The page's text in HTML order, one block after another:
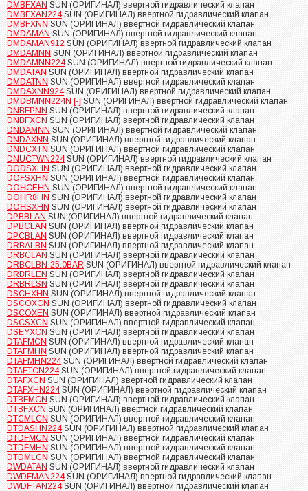
DMBFXAN SUN (ОРИГИНАЛ) ввертной гидравлический клапан
DMBFXAN224SUN (ОРИГИНАЛ) ввертной гидравлический клапан
DMBFXNN SUN (ОРИГИНАЛ) ввертной гидравлический клапан
DMDAMAN SUN (ОРИГИНАЛ) ввертной гидравлический клапан
DMDAMAN912 SUN (ОРИГИНАЛ) ввертной гидравлический клапан
DMDAMNN SUN (ОРИГИНАЛ) ввертной гидравлический клапан
DMDAMNN224SUN (ОРИГИНАЛ) ввертной гидравлический клапан
DMDATAN SUN (ОРИГИНАЛ) ввертной гидравлический клапан
DMDATNN SUN (ОРИГИНАЛ) ввертной гидравлический клапан
DMDAXNN924SUN (ОРИГИНАЛ) ввертной гидравлический клапан
DMDBMNN224N [-] SUN (ОРИГИНАЛ) ввертной гидравлический клапан
DNBFPNN SUN (ОРИГИНАЛ) ввертной гидравлический клапан
DNBFXCN SUN (ОРИГИНАЛ) ввертной гидравлический клапан
DNDAMNN SUN (ОРИГИНАЛ) ввертной гидравлический клапан
DNDAXNN SUN (ОРИГИНАЛ) ввертной гидравлический клапан
DNDCXTN SUN (ОРИГИНАЛ) ввертной гидравлический клапан
DNUCTWN224SUN (ОРИГИНАЛ) ввертной гидравлический клапан
DODSXHN SUN (ОРИГИНАЛ) ввертной гидравлический клапан
DOFSXHN SUN (ОРИГИНАЛ) ввертной гидравлический клапан
DOHCEHN SUN (ОРИГИНАЛ) ввертной гидравлический клапан
DOHR8HN SUN (ОРИГИНАЛ) ввертной гидравлический клапан
DOHSXHN SUN (ОРИГИНАЛ) ввертной гидравлический клапан
DPBBLAN SUN (ОРИГИНАЛ) ввертной гидравлический клапан
DPBCLAN SUN (ОРИГИНАЛ) ввертной гидравлический клапан
DPCBLAN SUN (ОРИГИНАЛ) ввертной гидравлический клапан
DRBALBN SUN (ОРИГИНАЛ) ввертной гидравлический клапан
DRBCLAN SUN (ОРИГИНАЛ) ввертной гидравлический клапан
DRBCLBN-25.0BAR SUN (ОРИГИНАЛ) ввертной гидравлический клапан
DRBRLEN SUN (ОРИГИНАЛ) ввертной гидравлический клапан
DRBRLSN SUN (ОРИГИНАЛ) ввертной гидравлический клапан
DSCHXHN SUN (ОРИГИНАЛ) ввертной гидравлический клапан
DSCOXCN SUN (ОРИГИНАЛ) ввертной гидравлический клапан
DSCOXEN SUN (ОРИГИНАЛ) ввертной гидравлический клапан
DSCSXCN SUN (ОРИГИНАЛ) ввертной гидравлический клапан
DSEYXCN SUN (ОРИГИНАЛ) ввертной гидравлический клапан
DTAFMCN SUN (ОРИГИНАЛ) ввертной гидравлический клапан
DTAFMHN SUN (ОРИГИНАЛ) ввертной гидравлический клапан
DTAFMHN224SUN (ОРИГИНАЛ) ввертной гидравлический клапан
DTAFTCN224SUN (ОРИГИНАЛ) ввертной гидравлический клапан
DTAFXCN SUN (ОРИГИНАЛ) ввертной гидравлический клапан
DTAFXHN224SUN (ОРИГИНАЛ) ввертной гидравлический клапан
DTBFMCN SUN (ОРИГИНАЛ) ввертной гидравлический клапан
DTBFXCN SUN (ОРИГИНАЛ) ввертной гидравлический клапан
DTCMLCN SUN (ОРИГИНАЛ) ввертной гидравлический клапан
DTDASHN224SUN (ОРИГИНАЛ) ввертной гидравлический клапан
DTDFMCN SUN (ОРИГИНАЛ) ввертной гидравлический клапан
DTDFMHN SUN (ОРИГИНАЛ) ввертной гидравлический клапан
DTDMLCN SUN (ОРИГИНАЛ) ввертной гидравлический клапан
DWDATAN SUN (ОРИГИНАЛ) ввертной гидравлический клапан
DWDFMAN224SUN (ОРИГИНАЛ) ввертной гидравлический клапан
DWDFTAN224SUN (ОРИГИНАЛ) ввертной гидравлический клапан